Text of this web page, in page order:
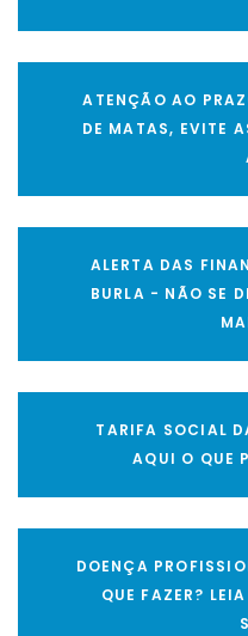
ATENÇÃO AO
DE MATAS, EVITE
ALERTA DAS
BURLA - NÃO SE
TARIFA SOCIAL
AQUI O QUE
DOENÇA
QUE FAZER?